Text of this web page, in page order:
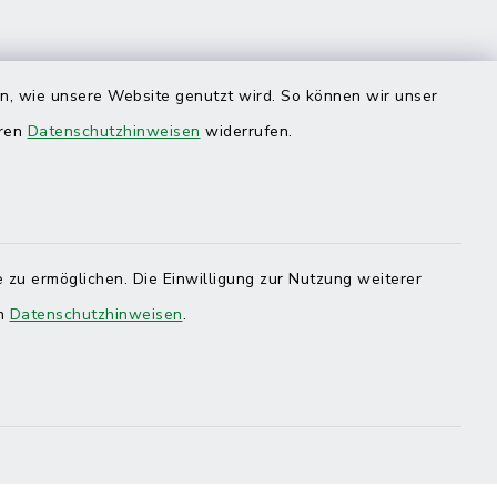
wie unsere Website genutzt wird. So können wir unser
Datenschutzhinweisen widerrufen.
ermöglichen. Die Einwilligung zur Nutzung weiterer
Datenschutzhinweisen.